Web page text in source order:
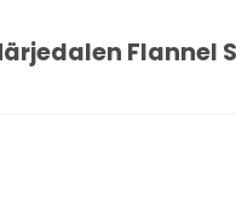
Flannel